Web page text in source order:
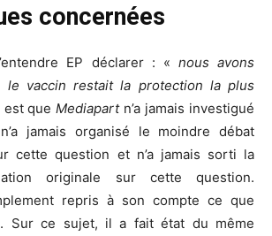
concernées
EP déclarer : « nous avons
le vaccin restait la protection la plus
est queMediapartn’a jamais investigué
jamais organisé le moindre débat
cette question et n’a jamais sorti la
originale sur cette question.
repris à son compte ce que
Sur ce sujet, il a fait état du même